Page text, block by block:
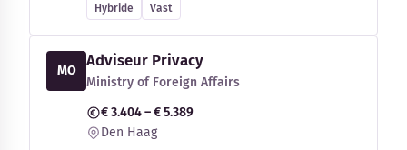
Hybride Vast
MO
Adviseur Privacy
Ministry of Foreign Affairs
€ 3.404 – € 5.389
Den Haag